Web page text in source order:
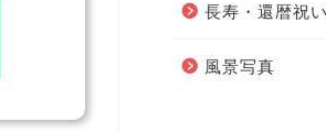
長寿・還暦祝
風景写真